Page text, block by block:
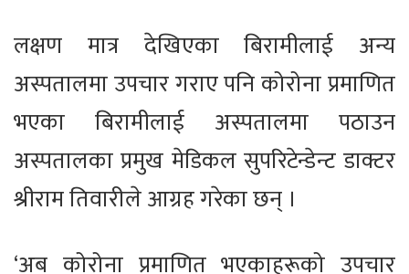
लक्षण मात्र देखिएका बिरामीलाई अन्य
अस्पतालमा उपचार गराए पनि कोरोना प्रमाणित
भएका बिरामीलाई अस्पतालमा पठाउन
अस्पतालका प्रमुख मेडिकल सुपरिटेन्डेन्ट डाक्टर
श्रीराम तिवारीले आग्रह गरेका छन् ।
‘अब कोरोना प्रमाणित भएकाहरूको उपचार